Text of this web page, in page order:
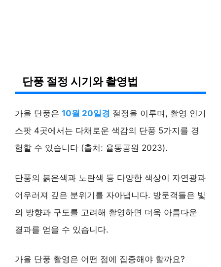
단풍 절정 시기와 촬영법
가을 단풍은 10월 20일경 절정을 이루며, 촬영 인기
스팟 4곳에서는 다채로운 색감의 단풍 5가지를 경
험할 수 있습니다 (출처: 율동공원 2023).
단풍의 붉은색과 노란색 등 다양한 색상이 자연광과
어우러져 깊은 분위기를 자아냅니다. 방문객들은 빛
의 방향과 구도를 고려해 촬영하면 더욱 아름다운
결과를 얻을 수 있습니다.
가을 단풍 촬영은 어떤 점에 집중해야 할까요?